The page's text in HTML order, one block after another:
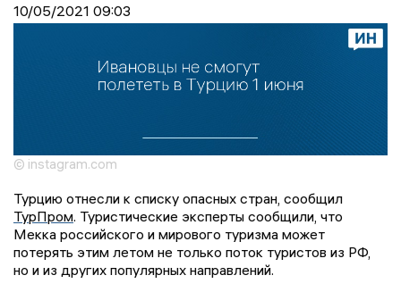
10/05/2021 09:03
© instagram.com
Турцию отнесли к списку опасных стран, сообщил
ТурПром. Туристические эксперты сообщили, что
Мекка российского и мирового туризма может
потерять этим летом не только поток туристов из РФ,
но и из других популярных направлений.